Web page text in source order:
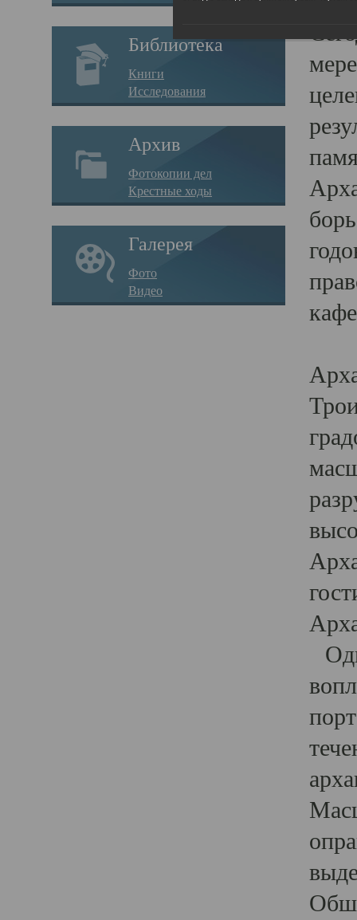
Библиотека
Книги
Исследования
Архив
Фотокопии дел
Крестные ходы
Галерея
Фото
Видео